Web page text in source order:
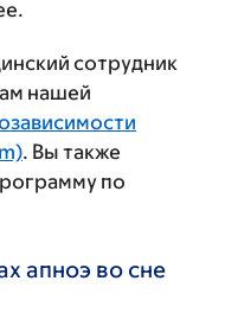
сотрудник
нашей
. Вы также
по
апноэ во сне